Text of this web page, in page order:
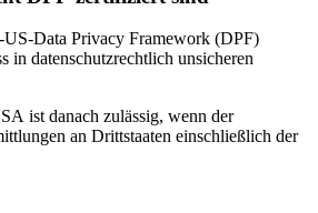
US-Data Privacy Framework (DPF)
in datenschutzrechtlich unsicheren
ist danach zulässig, wenn der
an Drittstaaten einschließlich der